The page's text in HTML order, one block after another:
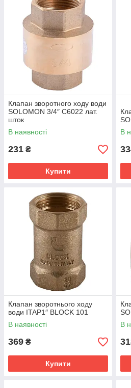
Клапан зворотного ходу води
SOLOMON 3/4″ C6022 лат.
шток
В наявності
231 ₴
Купити
В
Клапан зворотнього ходу
води ITAP1″ BLOCK 101
В наявності
369 ₴
Купити
В